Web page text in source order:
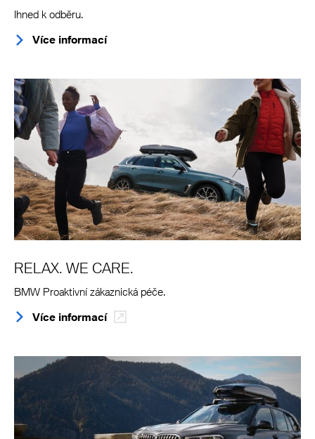
Ihned k odběru.
Více informací
RELAX. WE CARE.
BMW Proaktivní zákaznická péče.
Více informací